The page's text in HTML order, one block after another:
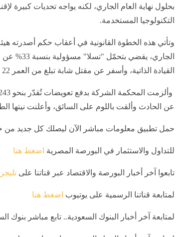
بحلول نهاية العام الجاري، لكنه يواجه تحديات كبيرة
التكنولوجيا المستخدمة.
القيادة الذاتية، وأسفر عن مقتل شابة تبلغ من العمر 22 عاماً وإصابة صديقها.
عن الحادث وألقت باللوم على السائق، وأعلنت نيتها
حمل تطبيق معلومات مباشر الآن ليصلك كل جديد من
للتداول والاستثمار في البورصة المصرية اضغط هنا
تابعوا آخر أخبار البورصة والاقتصاد عبر قناتنا على
لمتابعة قناتنا الرسمية على يوتيوب اضغط هنا
لمتابعة آخر أخبار البنوك السعودية.. تابع مباشر بنوك